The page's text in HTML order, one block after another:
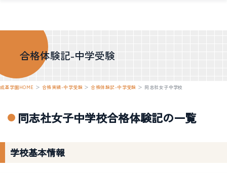
合格体験記-中学受験
成基学園HOME ＞ 合格実績-中学受験 ＞合格体験記-中学受験 ＞ 同志社女子中学校
同志社女子中学校合格体験記の一覧
学校基本情報